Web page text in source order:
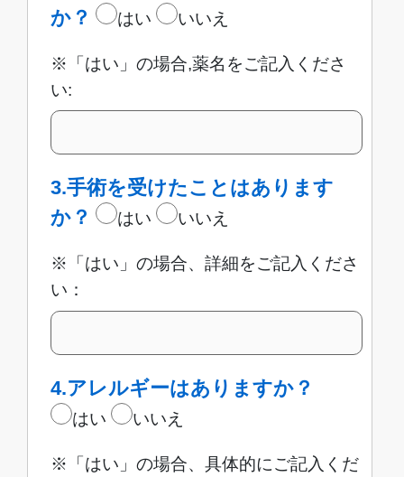
か？
はい いいえ
※「はい」の場合,薬名をご記入くださ
い:
3.手術を受けたことはあります
か？
はい いいえ
※「はい」の場合、詳細をご記入くださ
い：
4.アレルギーはありますか？
はい いいえ
※「はい」の場合、具体的にご記入くだ